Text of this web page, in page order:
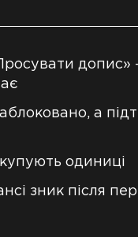
допис»
а
одиниці
зник після